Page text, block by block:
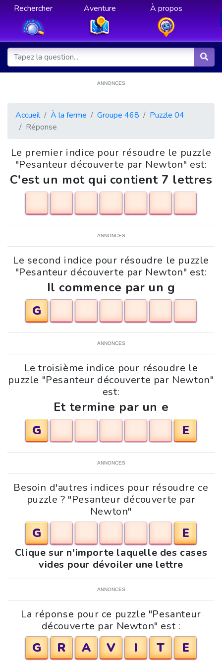
Rechercher Aventure À propos
ANNONCES
Accueil À la ferme Groupe 468
Puzzle 04
Réponse
Le premier indice pour résoudre le puzzle
"Pesanteur découverte par Newton" est:
C'est un mot qui contient 7 lettres
ANNONCES
Le second indice pour résoudre le puzzle
"Pesanteur découverte par Newton" est:
Il commence par un g
G
ANNONCES
Le troisième indice pour résoudre le
puzzle "Pesanteur découverte par Newton"
est:
Et termine par un e
G
E
ANNONCES
Besoin d'autres indices pour résoudre ce
puzzle ? "Pesanteur découverte par
Newton"
G E
Clique sur n'importe laquelle des cases
vides pour dévoiler une lettre
ANNONCES
La réponse pour ce puzzle "Pesanteur
découverte par Newton" est :
G R A V I T E